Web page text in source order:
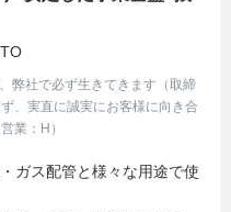
弊社で必ず生きてきます（取締
、実直に誠実にお客様に向き合
業：H）
ガス配管と様々な用途で使